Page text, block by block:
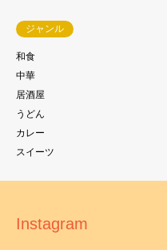
ジャンル
和食
中華
居酒屋
うどん
カレー
スイーツ
Instagram